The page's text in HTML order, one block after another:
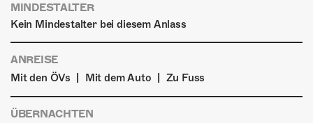
MINDESTALTER
Kein Mindestalter bei diesem Anlass
ANREISE
Mit den ÖVs | Mit dem Auto | Zu Fuss
ÜBERNACHTEN